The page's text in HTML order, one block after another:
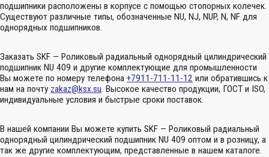
подшипники расположены в корпусе с помощью стопорных колечек.
Существуют различные типы, обозначенные NU, NJ, NUP, N, NF для
однорядных подшипников.
Заказать SKF — Роликовый радиальный однорядный цилиндрический
подшипник NU 409 и другие комплектующие для промышленности
Вы можете по номеру телефона +7911-711-11-12 или обратившись к
нам на почту zakaz@ksx.su. Высокое качество продукции, ГОСТ и ISO,
индивидуальные условия и быстрые сроки поставок.
В нашей компании Вы можете купить SKF — Роликовый радиальный
однорядный цилиндрический подшипник NU 409 оптом и в розницу, а
так же другие комплектующим, представленные в нашем каталоге.